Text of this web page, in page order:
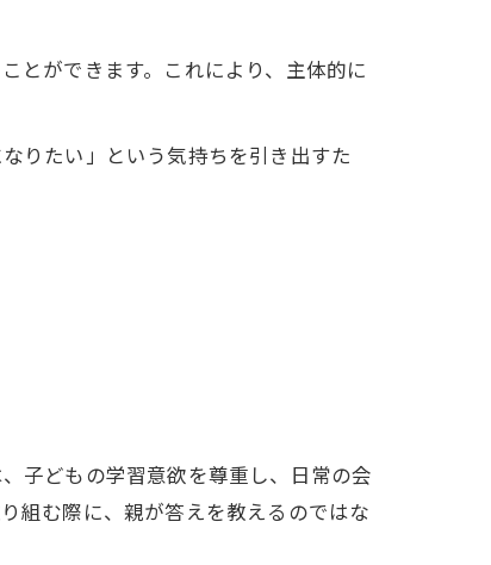
とができます。これにより、主体的に
りたい」という気持ちを引き出すた
子どもの学習意欲を尊重し、日常の会
組む際に、親が答えを教えるのではな